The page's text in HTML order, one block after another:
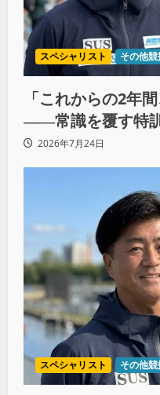
スペシャリスト その他競
「これからの2年
――常識を覆す特
（後編）
2026年7月24日
スペシャリスト その他競